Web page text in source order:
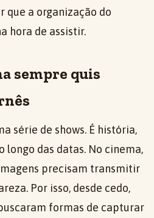
que a organização do
hora de assistir.
sempre quis
série de shows. É história,
longo das datas. No cinema,
precisam transmitir
Por isso, desde cedo,
formas de capturar